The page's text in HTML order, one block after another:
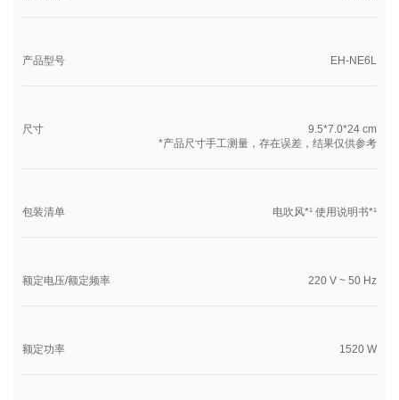
产品型号 EH-NE6L
尺寸
9.5*7.0*24 cm
*产品尺寸手工测量，存在误差，结果仅供参考
包装清单 电吹风*¹ 使用说明书*¹
额定电压/额定频率 220 V ~ 50 Hz
额定功率 1520 W